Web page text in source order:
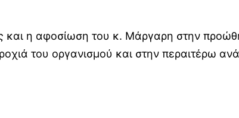
η αφοσίωση του κ. Μάργαρη στην
του οργανισμού και στην περαιτέρω